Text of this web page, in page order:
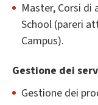
Master, Corsi di
School (pareri
Campus).
Gestione dei
Gestione dei